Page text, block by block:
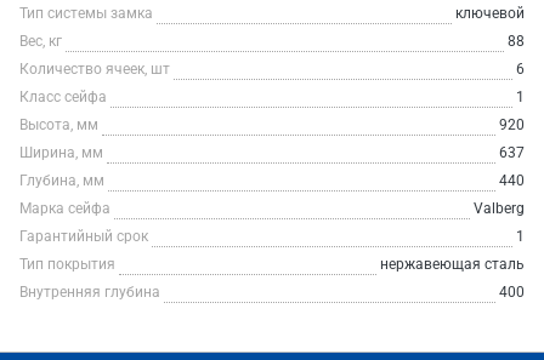
Тип системы замка
ключевой
Вес, кг
88
Количество ячеек, шт
6
Класс сейфа
1
Высота, мм
920
Ширина, мм
637
Глубина, мм
440
Марка сейфа
Valberg
Гарантийный срок
1
Тип покрытия
нержавеющая сталь
Внутренняя глубина
400